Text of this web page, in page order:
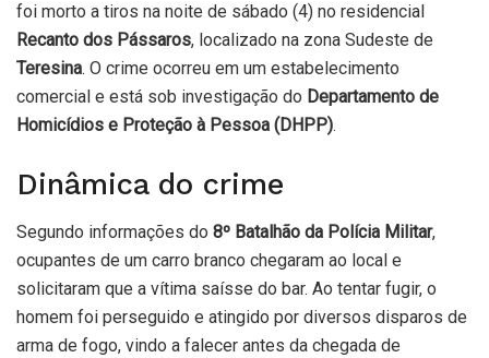
foi morto a tiros na noite de sábado (4) no residencial
Recanto dos Pássaros, localizado na zona Sudeste de
Teresina. O crime ocorreu em um estabelecimento
comercial e está sob investigação do Departamento de
Homicídios e Proteção à Pessoa (DHPP).
Dinâmica do crime
Segundo informações do 8º Batalhão da Polícia Militar,
ocupantes de um carro branco chegaram ao local e
solicitaram que a vítima saísse do bar. Ao tentar fugir, o
homem foi perseguido e atingido por diversos disparos de
arma de fogo, vindo a falecer antes da chegada de